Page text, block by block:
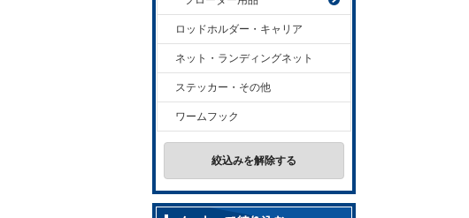
ロッドホルダー・キャリア
ネット・ランディングネット
ステッカー・その他
ワームフック
絞込みを解除する